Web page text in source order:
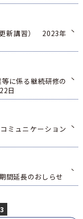
新講習） 2023年
に係る継続研修の
日
ミュニケーション
間延長のおしらせ
3